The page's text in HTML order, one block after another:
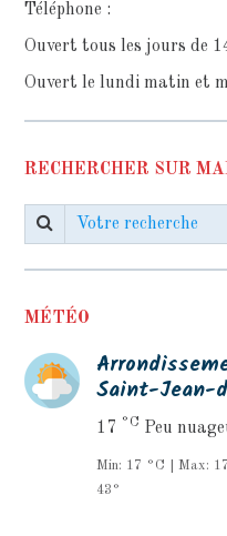
Téléphone :
Ouvert tous les jours de
Ouvert le lundi matin et
RECHERCHER SUR
MÉTÉO
Saint-Jean-
17 °C Peu
Min: 17 °C | Max:
43°